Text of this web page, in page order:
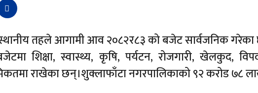
तहले आगामी आव २०८२र८३ को बजेट सार्वजनिक गरेका
शिक्षा, स्वास्थ्य, कृषि, पर्यटन, रोजगारी, खेलकुद,
राखेका छन्।शुक्लाफाँटा नगरपालिकाको ९२ करोड ७८